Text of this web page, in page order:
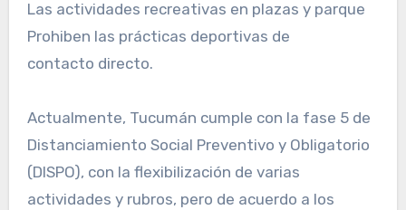
Las actividades recreativas en plazas y parque
Prohiben las prácticas deportivas de
contacto directo.
Actualmente, Tucumán cumple con la fase 5 de
Distanciamiento Social Preventivo y Obligatorio
(DISPO), con la flexibilización de varias
actividades y rubros, pero de acuerdo a los